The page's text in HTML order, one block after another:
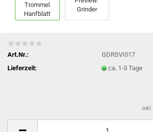
Art.Nr.:
GDRSVI017
Lieferzeit:
ca. 1-3 Tage